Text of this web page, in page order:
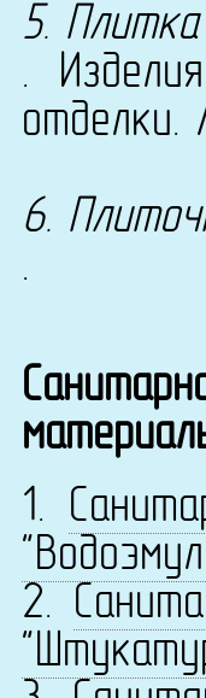
5. Плитка
.
отделки.
6.
.
1.
2.